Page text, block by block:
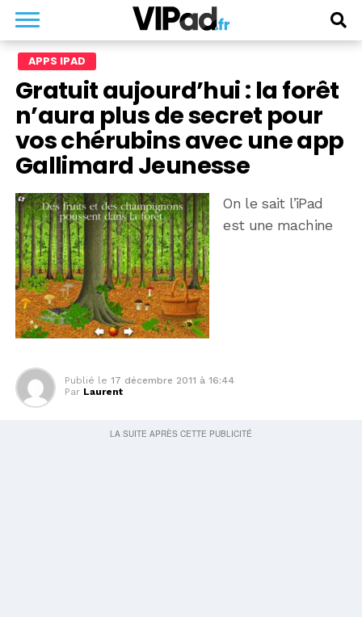
APPS IPAD
Gratuit aujourd’hui : la forêt
n’aura plus de secret pour
vos chérubins avec une app
Gallimard Jeunesse
On le sait l’iPad
est une machine
Publié le 17 décembre 2011 à 16:44
Par Laurent